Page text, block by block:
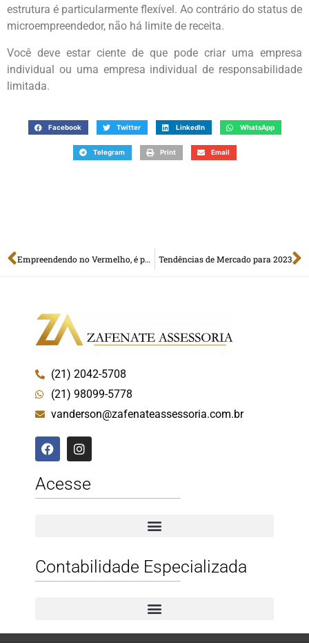
estrutura é particularmente flexível. Ao contrário do status de
microempreendedor, não há limite de receita.
Você deve estar ciente de que pode criar uma empresa
individual ou uma empresa individual de responsabilidade
limitada.
Facebook Twitter LinkedIn WhatsApp
Telegram Print Email
Empreendendo no Vermelho, é possível Abrir Empresa com Nome Sujo? Tendências de Mercado para 2023
(21) 2042-5708
(21) 98099-5778
vanderson@zafenateassessoria.com.br
Acesse
Contabilidade Especializada